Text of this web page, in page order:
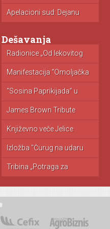
Apelacioni sud: Dejanu
Simeunoviću godinu...
CTG aparata
li radi otvoreni bazen?
građani grada
zbog...
Dešavanja
Radionice „Od lekovitog
Manifestacija “Omoljačka
“Sosina Paprikijada” u
Banatskom Brestovcu
James Brown Tribute
Književno veče Jelice
Greganović u...
Izložba "Čurug na udaru
Tribina „Potraga za